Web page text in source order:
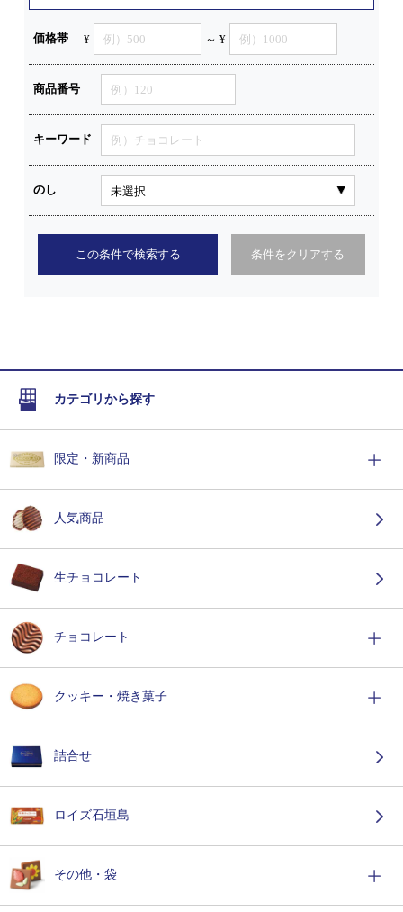
価格帯 ¥ ～ ¥
商品番号
キーワード
のし
この条件で検索する 条件をクリアする
カテゴリから探す
限定・新商品
人気商品
生チョコレート
チョコレート
クッキー・焼き菓子
詰合せ
ロイズ石垣島
その他・袋